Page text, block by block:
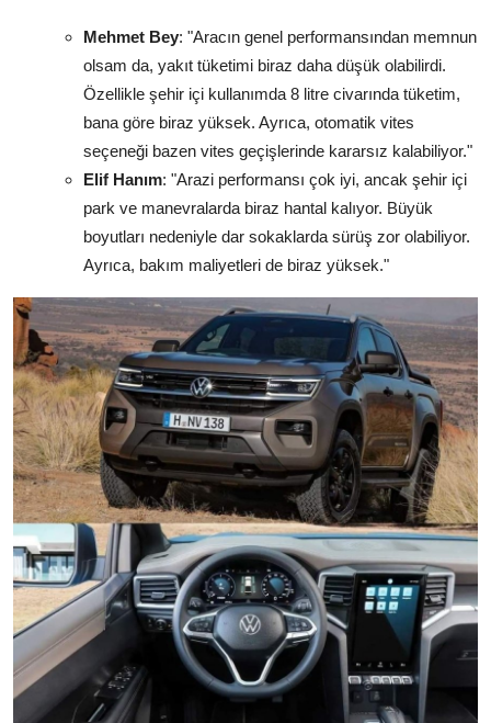
Mehmet Bey: "Aracın genel performansından memnun
olsam da, yakıt tüketimi biraz daha düşük olabilirdi.
Özellikle şehir içi kullanımda 8 litre civarında tüketim,
bana göre biraz yüksek. Ayrıca, otomatik vites
seçeneği bazen vites geçişlerinde kararsız kalabiliyor."
Elif Hanım: "Arazi performansı çok iyi, ancak şehir içi
park ve manevralarda biraz hantal kalıyor. Büyük
boyutları nedeniyle dar sokaklarda sürüş zor olabiliyor.
Ayrıca, bakım maliyetleri de biraz yüksek."